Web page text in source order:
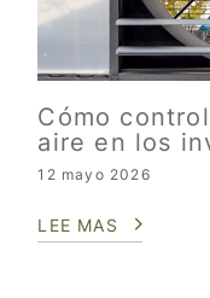
Cómo
aire en los
12 mayo 2026
LEE MAS